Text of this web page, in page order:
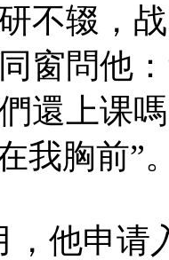
不辍，
窗問他
還上课
我胸前”
，他申